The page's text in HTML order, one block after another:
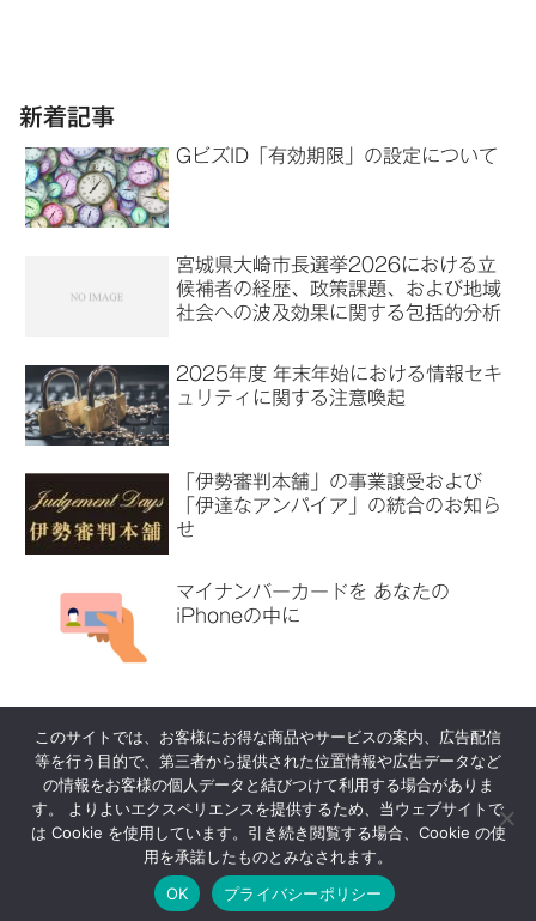
新着記事
GビズID「有効期限」の設定について
宮城県大崎市長選挙2026における立
候補者の経歴、政策課題、および地域
社会への波及効果に関する包括的分析
2025年度 年末年始における情報セキ
ュリティに関する注意喚起
「伊勢審判本舗」の事業譲受および
「伊達なアンパイア」の統合のお知ら
せ
マイナンバーカードを あなたの
iPhoneの中に
代表挨拶
会社概要
業務案内
お問い合わせ
プライバシーポリシー
© 2021-2026 株式会社あべけい | 未来創造のサポート.
会社概要 業務案内 お問い合わせ
このサイトでは、お客様にお得な商品やサービスの案内、広告配信
等を行う目的で、第三者から提供された位置情報や広告データなど
の情報をお客様の個人データと結びつけて利用する場合がありま
す。 よりよいエクスペリエンスを提供するため、当ウェブサイトで
は Cookie を使用しています。引き続き閲覧する場合、Cookie の使
用を承諾したものとみなされます。
OK
プライバシーポリシー